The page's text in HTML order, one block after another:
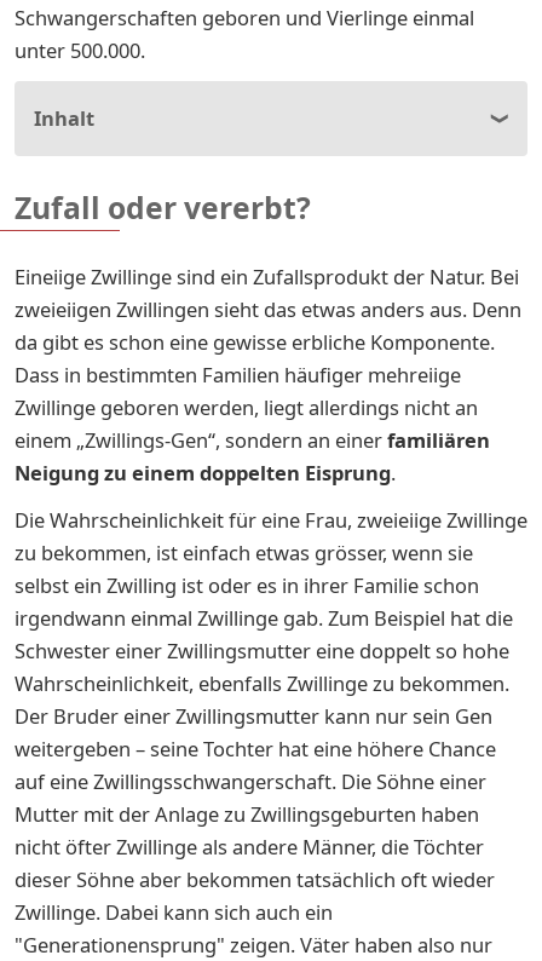
Schwangerschaften geboren und Vierlinge einmal
unter 500.000.
Inhalt
Zufall oder vererbt?
Eineiige Zwillinge sind ein Zufallsprodukt der Natur. Bei
zweieiigen Zwillingen sieht das etwas anders aus. Denn
da gibt es schon eine gewisse erbliche Komponente.
Dass in bestimmten Familien häufiger mehreiige
Zwillinge geboren werden, liegt allerdings nicht an
einem „Zwillings-Gen“, sondern an einerfamiliären
Neigung zu einem doppelten Eisprung.
Die Wahrscheinlichkeit für eine Frau, zweieiige Zwillinge
zu bekommen, ist einfach etwas grösser, wenn sie
selbst ein Zwilling ist oder es in ihrer Familie schon
irgendwann einmal Zwillinge gab. Zum Beispiel hat die
Schwester einer Zwillingsmutter eine doppelt so hohe
Wahrscheinlichkeit, ebenfalls Zwillinge zu bekommen.
Der Bruder einer Zwillingsmutter kann nur sein Gen
weitergeben – seine Tochter hat eine höhere Chance
auf eine Zwillingsschwangerschaft. Die Söhne einer
Mutter mit der Anlage zu Zwillingsgeburten haben
nicht öfter Zwillinge als andere Männer, die Töchter
dieser Söhne aber bekommen tatsächlich oft wieder
Zwillinge. Dabei kann sich auch ein
"Generationensprung" zeigen. Väter haben also nur